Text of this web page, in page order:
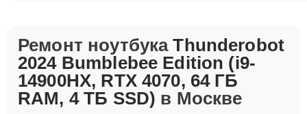
Ремонт ноутбукаThunderobot
2024 Bumblebee Edition (i9-
14900HX, RTX 4070, 64 ГБ
RAM, 4 ТБ SSD) в Москве